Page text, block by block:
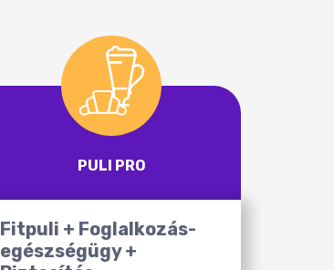
PULI PRO
Fitpuli + Foglalkozás-
egészségügy +